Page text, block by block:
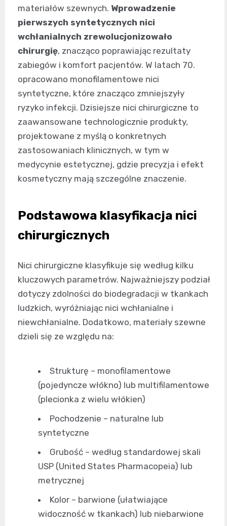
materiałów szewnych. Wprowadzenie
pierwszych syntetycznych nici
wchłanialnych zrewolucjonizowało
chirurgię, znacząco poprawiając rezultaty
zabiegów i komfort pacjentów. W latach 70.
opracowano monofilamentowe nici
syntetyczne, które znacząco zmniejszyły
ryzyko infekcji. Dzisiejsze nici chirurgiczne to
zaawansowane technologicznie produkty,
projektowane z myślą o konkretnych
zastosowaniach klinicznych, w tym w
medycynie estetycznej, gdzie precyzja i efekt
kosmetyczny mają szczególne znaczenie.
Podstawowa klasyfikacja nici
chirurgicznych
Nici chirurgiczne klasyfikuje się według kilku
kluczowych parametrów. Najważniejszy podział
dotyczy zdolności do biodegradacji w tkankach
ludzkich, wyróżniając nici wchłanialne i
niewchłanialne. Dodatkowo, materiały szewne
dzieli się ze względu na:
Strukturę – monofilamentowe
(pojedyncze włókno) lub multifilamentowe
(plecionka z wielu włókien)
Pochodzenie – naturalne lub
syntetyczne
Grubość – według standardowej skali
USP (United States Pharmacopeia) lub
metrycznej
Kolor – barwione (ułatwiające
widoczność w tkankach) lub niebarwione